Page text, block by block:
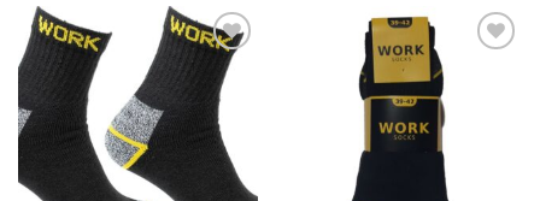
Toevoegen
aan
verlanglijst
Toevoegen
verlanglijst